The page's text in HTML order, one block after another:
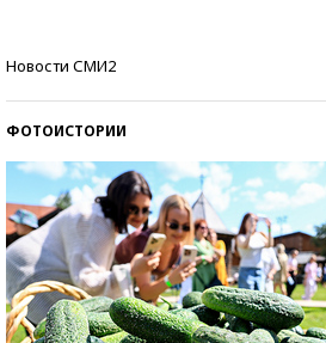
Новости СМИ2
ФОТОИСТОРИИ